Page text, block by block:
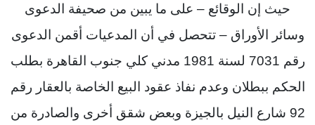
حيث إن الوقائع – على ما يبين من صحيفة الدعوى
وسائر الأوراق – تتحصل في أن المدعيات أقمن الدعوى
رقم 7031 لسنة 1981 مدني كلي جنوب القاهرة بطلب
الحكم ببطلان وعدم نفاذ عقود البيع الخاصة بالعقار رقم
92 شارع النيل بالجيزة وبعض شقق أخرى والصادرة من